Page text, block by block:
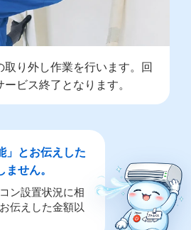
り外し作業を行います。回
ビス終了となります。
」とお伝えした
せん。
ン設置状況に相
伝えした金額以